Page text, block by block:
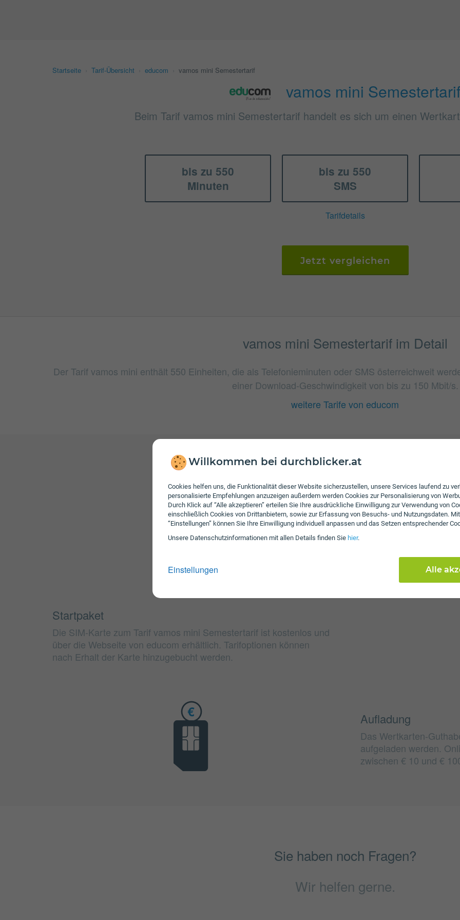
Willkommen bei durchblicker.at
Cookies helfen uns, die Funktionalität dieser Website sicherzustellen, unsere Services laufend zu
personalisierte Empfehlungen anzuzeigen außerdem werden Cookies zur Personalisierung von
Durch Klick auf “Alle akzeptieren” erteilen Sie Ihre ausdrückliche Einwilligung zur Verwendung von
einschließlich Cookies von Drittanbietern, sowie zur Erfassung von Besuchs- und Nutzungsdaten.
“Einstellungen” können Sie Ihre Einwilligung individuell anpassen und das Setzen entsprechender
Unsere Daten­schutz­informationen mit allen Details finden Sie hier.
Einstellungen Alle
Startseite Tarif-Übersicht educom vamos mini Semestertarif
vamos mini Semestertarif
Beim Tarif vamos mini Semestertarif handelt es sich um einen
bis zu 550
Minuten
bis zu 550
SMS
Tarifdetails
Jetzt vergleichen
vamos mini Semestertarif im Detail
Der Tarif vamos mini enthält 550 Einheiten, die als Telefonieminuten oder SMS österreichweit
einer Download-Geschwindigkeit von bis zu 150 Mbit/s.
weitere Tarife von educom
Gebühren
Nach Verbrauch der
von 3 ct/€ pro Minute
das inkludierte
Kbit/s weitersurfen.
Startpaket
Die SIM-Karte zum Tarif vamos mini Semestertarif ist kostenlos und
über die Webseite von educom erhältlich. Tarifoptionen können
nach Erhalt der Karte hinzugebucht werden.
Aufladung
Das Wertkarten-
aufgeladen werden.
zwischen € 10 und €
Sie haben noch Fragen?
Wir helfen gerne.